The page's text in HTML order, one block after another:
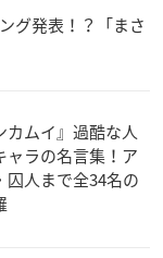
グ発表！？「まさ
カムイ』過酷な人
ャラの名言集！ア
囚人まで全34名の